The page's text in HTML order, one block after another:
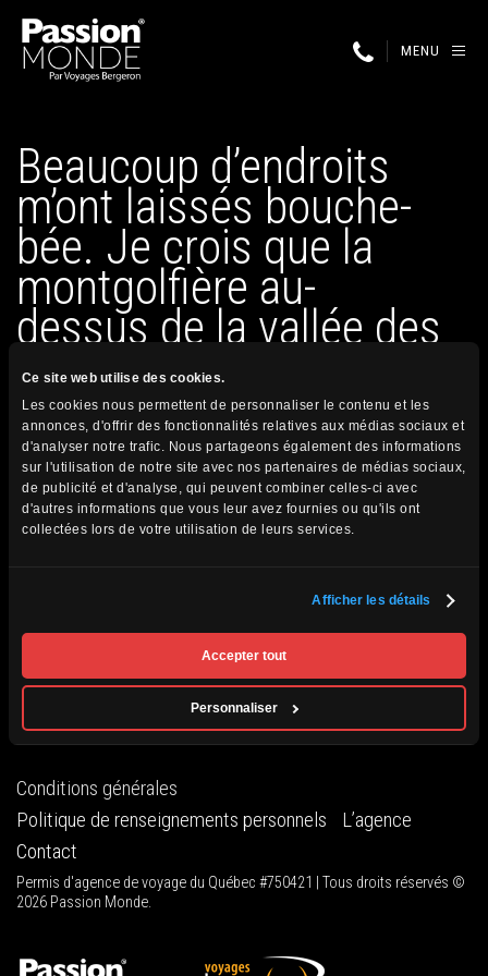
Ce site web utilise des cookies.
Les cookies nous permettent de personnaliser le contenu et les
annonces, d'offrir des fonctionnalités relatives aux médias sociaux et
d'analyser notre trafic. Nous partageons également des informations
sur l'utilisation de notre site avec nos partenaires de médias sociaux,
de publicité et d'analyse, qui peuvent combiner celles-ci avec
d'autres informations que vous leur avez fournies ou qu'ils ont
collectées lors de votre utilisation de leurs services.
Afficher les détails
Accepter tout
Personnaliser
MENU
Beaucoup d’endroits
m’ont laissés bouche-
bée. Je crois que la
montgolfière au-
dessus de la vallée des
Rois…
31 juillet 2026
Publié par
Beaucoup d’endroits m’ont laissés bouche-bée. Je crois
une expérience inoubliable et unique pour moi.
Marie-France – Octobre 2022
Conditions générales
Politique de renseignements personnels
L’agence
Contact
Permis d'agence de voyage du Québec #750421 | Tous droits réservés ©
2026 Passion Monde.